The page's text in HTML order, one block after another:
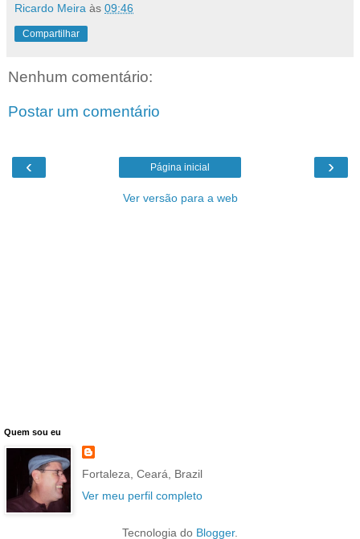
Ricardo Meira às 09:46
Compartilhar
Nenhum comentário:
Postar um comentário
‹ ›
Página inicial
Ver versão para a web
Quem sou eu
Fortaleza, Ceará, Brazil
Ver meu perfil completo
Tecnologia do Blogger.